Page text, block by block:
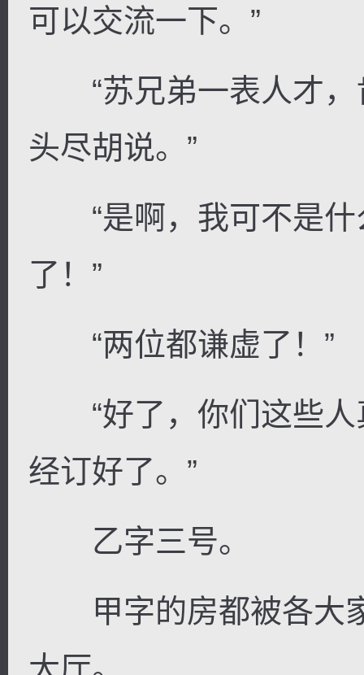
可以交流一下。”
“苏兄弟一表人才，
头尽胡说。”
“是啊，我可不是什
了！”
“两位都谦虚了！”
“好了，你们这些人
经订好了。”
乙字三号。
甲字的房都被各大